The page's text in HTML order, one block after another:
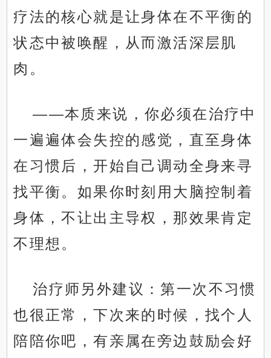
疗法的核心就是让身体在不平衡的
状态中被唤醒，从而激活深层肌
肉。
——本质来说，你必须在治疗中
一遍遍体会失控的感觉，直至身体
在习惯后，开始自己调动全身来寻
找平衡。如果你时刻用大脑控制着
身体，不让出主导权，那效果肯定
不理想。
治疗师另外建议：第一次不习惯
也很正常，下次来的时候，找个人
陪陪你吧，有亲属在旁边鼓励会好